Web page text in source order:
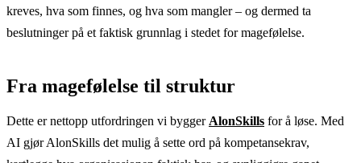
kreves, hva som finnes, og hva som mangler – og dermed ta
beslutninger på et faktisk grunnlag i stedet for magefølelse.
Fra magefølelse til struktur
Dette er nettopp utfordringen vi bygger AlonSkills for å løse. Med
AI gjør AlonSkills det mulig å sette ord på kompetansekrav,